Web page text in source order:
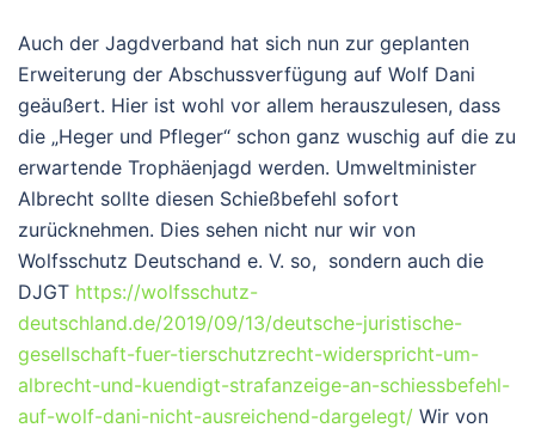
Auch der Jagdverband hat sich nun zur geplanten
Erweiterung der Abschussverfügung auf Wolf Dani
geäußert. Hier ist wohl vor allem herauszulesen, dass
die „Heger und Pfleger“ schon ganz wuschig auf die zu
erwartende Trophäenjagd werden. Umweltminister
Albrecht sollte diesen Schießbefehl sofort
zurücknehmen. Dies sehen nicht nur wir von
Wolfsschutz Deutschand e. V. so, sondern auch die
DJGT https://wolfsschutz-
deutschland.de/2019/09/13/deutsche-juristische-
gesellschaft-fuer-tierschutzrecht-widerspricht-um-
albrecht-und-kuendigt-strafanzeige-an-schiessbefehl-
auf-wolf-dani-nicht-ausreichend-dargelegt/ Wir von